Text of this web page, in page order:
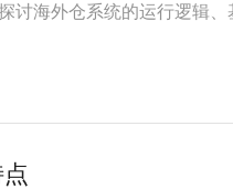
讨海外仓系统的运行逻辑